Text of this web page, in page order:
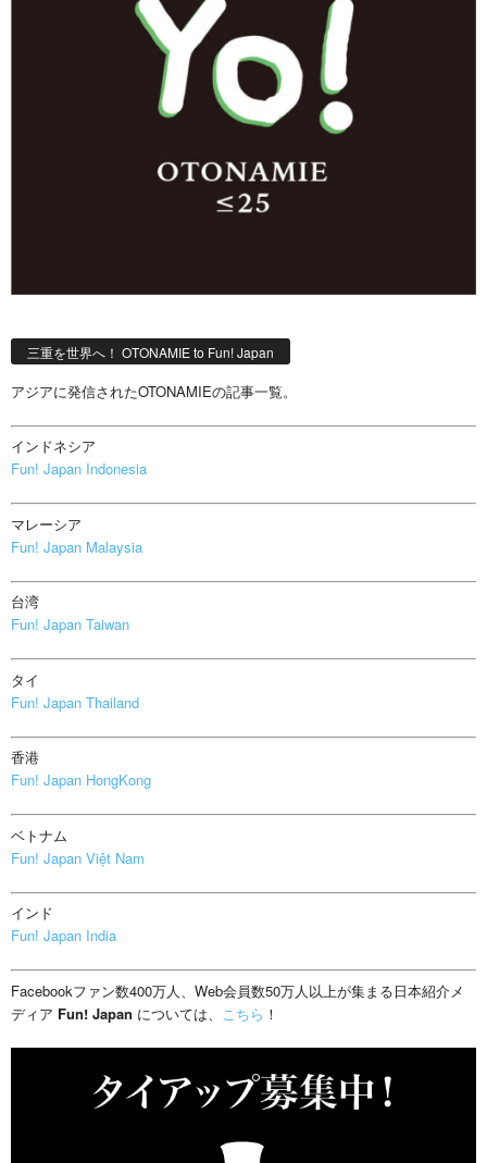
三重を世界へ！ OTONAMIE to Fun! Japan
アジアに発信されたOTONAMIEの記事一覧。
インドネシア
Fun! Japan Indonesia
マレーシア
Fun! Japan Malaysia
台湾
Fun! Japan Taiwan
タイ
Fun! Japan Thailand
香港
Fun! Japan HongKong
ベトナム
Fun! Japan Việt Nam
インド
Fun! Japan India
Facebookファン数400万人、Web会員数50万人以上が集まる日本紹介メ
ディア Fun! Japan については、 こちら ！